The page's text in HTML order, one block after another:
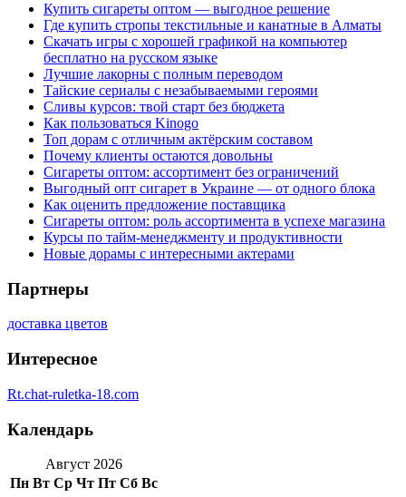
Купить сигареты оптом — выгодное решение
Где купить стропы текстильные и канатные в Алматы
Скачать игры с хорошей графикой на компьютер
бесплатно на русском языке
Лучшие лакорны с полным переводом
Тайские сериалы с незабываемыми героями
Сливы курсов: твой старт без бюджета
Как пользоваться Kinogo
Топ дорам с отличным актёрским составом
Почему клиенты остаются довольны
Сигареты оптом: ассортимент без ограничений
Выгодный опт сигарет в Украине — от одного блока
Как оценить предложение поставщика
Сигареты оптом: роль ассортимента в успехе магазина
Курсы по тайм-менеджменту и продуктивности
Новые дорамы с интересными актерами
Партнеры
доставка цветов
Интересное
Rt.chat-ruletka-18.com
Календарь
Август 2026
Пн Вт Ср Чт Пт Сб Вс